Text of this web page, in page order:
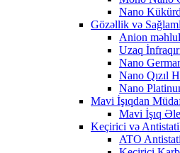
Nano
Gözəllik və
Anion
Uzaq
Nano
Nano Qızıl
Nano
Mavi İşıqdan
Mavi İşıq
Keçirici və
ATO